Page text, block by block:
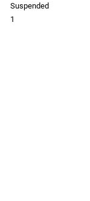
Suspended
1